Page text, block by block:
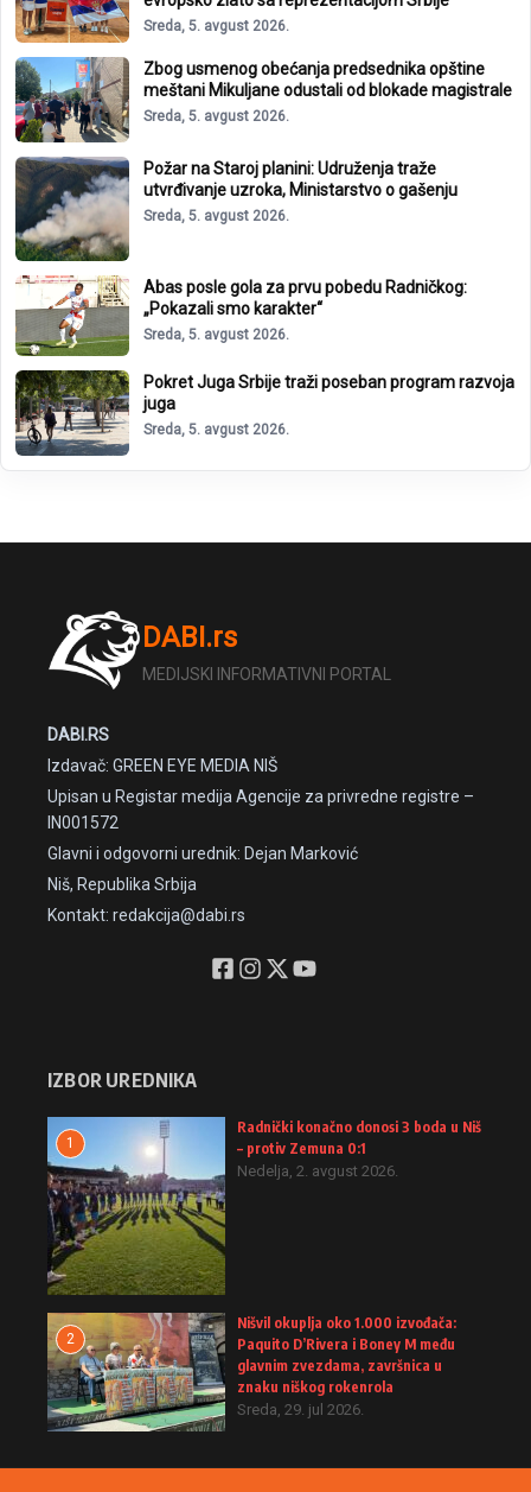
Sreda, 5. avgust 2026.
Zbog usmenog obećanja predsednika opštine
meštani Mikuljane odustali od blokade magistrale
Sreda, 5. avgust 2026.
Požar na Staroj planini: Udruženja traže
utvrđivanje uzroka, Ministarstvo o gašenju
Sreda, 5. avgust 2026.
Abas posle gola za prvu pobedu Radničkog:
„Pokazali smo karakter“
Sreda, 5. avgust 2026.
Pokret Juga Srbije traži poseban program razvoja
juga
Sreda, 5. avgust 2026.
DABI.rs
MEDIJSKI INFORMATIVNI PORTAL
DABI.RS
Izdavač: GREEN EYE MEDIA NIŠ
Upisan u Registar medija Agencije za privredne registre –
IN001572
Glavni i odgovorni urednik: Dejan Marković
Niš, Republika Srbija
Kontakt: redakcija@dabi.rs
IZBOR UREDNIKA
1
Radnički konačno donosi 3 boda u Niš
– protiv Zemuna 0:1
Nedelja, 2. avgust 2026.
2
Nišvil okuplja oko 1.000 izvođača:
Paquito D’Rivera i Boney M među
glavnim zvezdama, završnica u
znaku niškog rokenrola
Sreda, 29. jul 2026.